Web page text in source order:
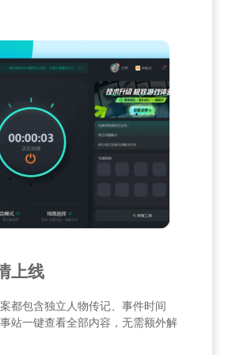
上线
都包含独立人物传记、事件时间
站一键查看全部内容，无需额外解